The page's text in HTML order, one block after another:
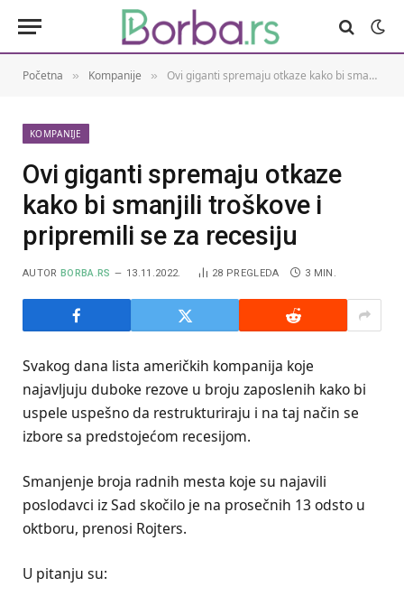
Početna » Kompanije » Ovi giganti spremaju otkaze kako bi smanjili troškove i pripremili se za recesiju
KOMPANIJE
Ovi giganti spremaju otkaze
kako bi smanjili troškove i
pripremili se za recesiju
AUTOR BORBA.RS 13.11.2022. 28 PREGLEDA 3 MIN.
Svakog dana lista američkih kompanija koje
najavljuju duboke rezove u broju zaposlenih kako bi
uspele uspešno da restrukturiraju i na taj način se
izbore sa predstojećom recesijom.
Smanjenje broja radnih mesta koje su najavili
poslodavci iz Sad skočilo je na prosečnih 13 odsto u
oktboru, prenosi Rojters.
U pitanju su: